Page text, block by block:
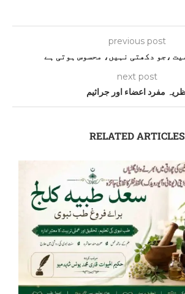
previous post
،جو دکھتی نہیں، محسوس ہوتی ہے
next post
مفرد اعضاء اور جراثیم
RELATED ARTICLES